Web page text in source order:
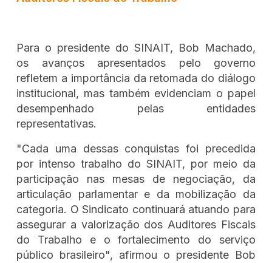
Para o presidente do SINAIT, Bob Machado,
os avanços apresentados pelo governo
refletem a importância da retomada do diálogo
institucional, mas também evidenciam o papel
desempenhado pelas entidades
representativas.
"Cada uma dessas conquistas foi precedida
por intenso trabalho do SINAIT, por meio da
participação nas mesas de negociação, da
articulação parlamentar e da mobilização da
categoria. O Sindicato continuará atuando para
assegurar a valorização dos Auditores Fiscais
do Trabalho e o fortalecimento do serviço
público brasileiro", afirmou o presidente Bob